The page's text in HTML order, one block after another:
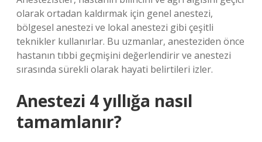
olarak ortadan kaldırmak için genel anestezi,
bölgesel anestezi ve lokal anestezi gibi çeşitli
teknikler kullanırlar. Bu uzmanlar, anesteziden önce
hastanın tıbbi geçmişini değerlendirir ve anestezi
sırasında sürekli olarak hayati belirtileri izler.
Anestezi 4 yıllığa nasıl
tamamlanır?